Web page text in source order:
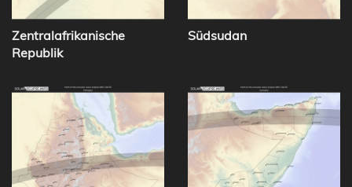
Zentralafrikanische
Republik
Südsudan